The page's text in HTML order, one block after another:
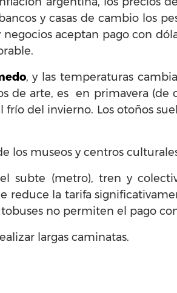
y casas de cambio los
aceptan pago con
, y las temperaturas
de arte, es en primavera (de
del invierno. Los otoños
los museos y centros
subte (metro), tren y
reduce la tarifa
no permiten el pago
largas caminatas.